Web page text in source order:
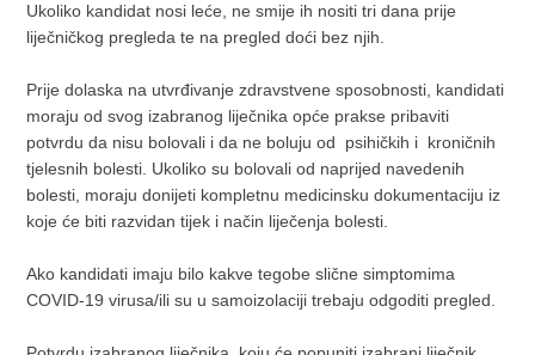
Ukoliko kandidat nosi leće, ne smije ih nositi tri dana prije
liječničkog pregleda te na pregled doći bez njih.
Prije dolaska na utvrđivanje zdravstvene sposobnosti, kandidati
moraju od svog izabranog liječnika opće prakse pribaviti
potvrdu da nisu bolovali i da ne boluju od psihičkih i kroničnih
tjelesnih bolesti. Ukoliko su bolovali od naprijed navedenih
bolesti, moraju donijeti kompletnu medicinsku dokumentaciju iz
koje će biti razvidan tijek i način liječenja bolesti.
Ako kandidati imaju bilo kakve tegobe slične simptomima
COVID-19 virusa/ili su u samoizolaciji trebaju odgoditi pregled.